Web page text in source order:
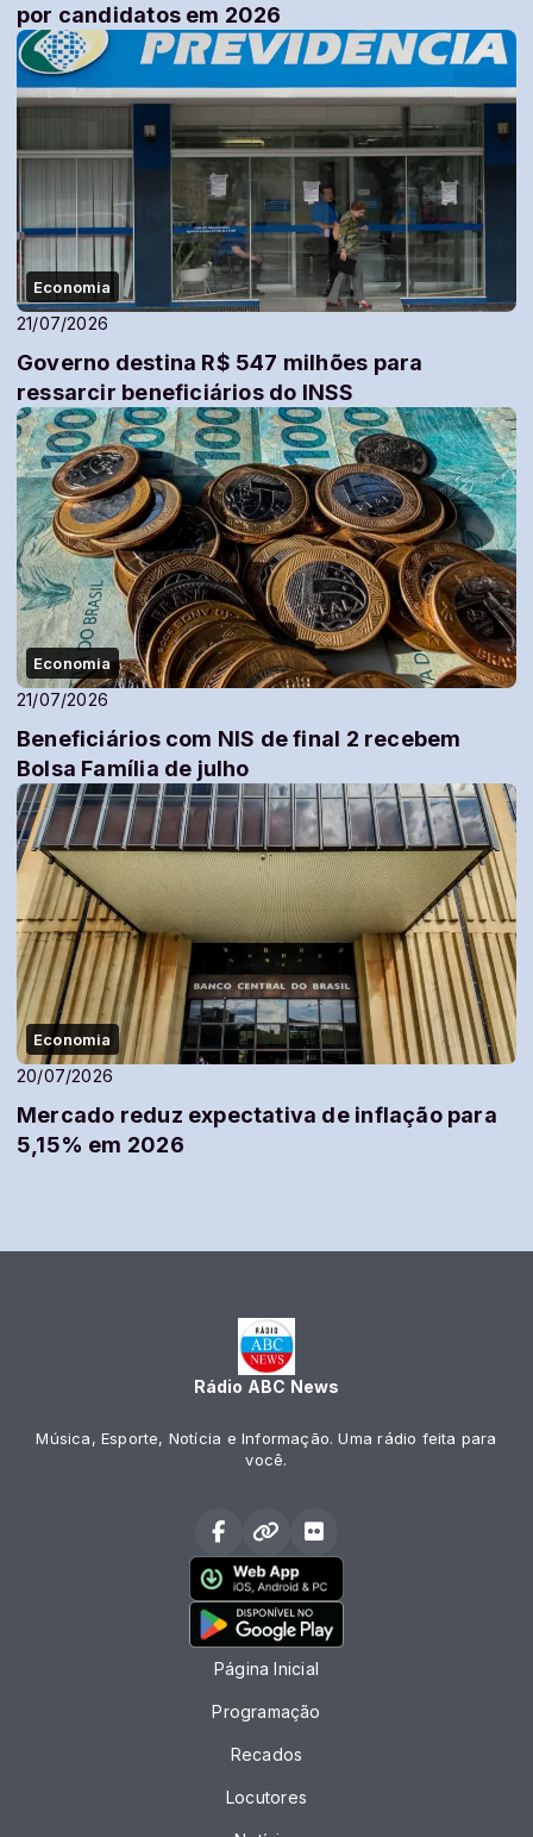
por candidatos em 2026
Economia
21/07/2026
Governo destina R$ 547 milhões para
ressarcir beneficiários do INSS
Economia
21/07/2026
Beneficiários com NIS de final 2 recebem
Bolsa Família de julho
Economia
20/07/2026
Mercado reduz expectativa de inflação para
5,15% em 2026
Rádio ABC News
Música, Esporte, Notícia e Informação. Uma rádio feita para
você.
Página Inicial
Programação
Recados
Locutores